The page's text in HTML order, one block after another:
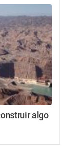
algo